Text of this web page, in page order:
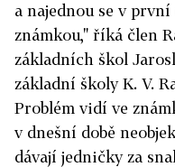
a najednou se v
známkou," říká člen
základních škol
základní školy K. V.
Problém vidí ve
v dnešní době
dávají jedničky za